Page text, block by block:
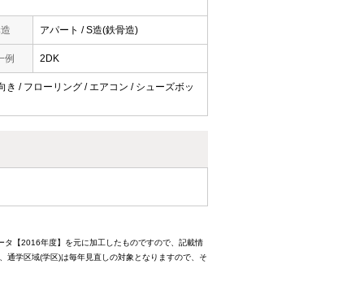
アパート / S造(鉄骨造)
例 2DK
/ フローリング / エアコン / シューズボッ
【2016年度】を元に加工したものですので、記載情
通学区域(学区)は毎年見直しの対象となりますので、そ